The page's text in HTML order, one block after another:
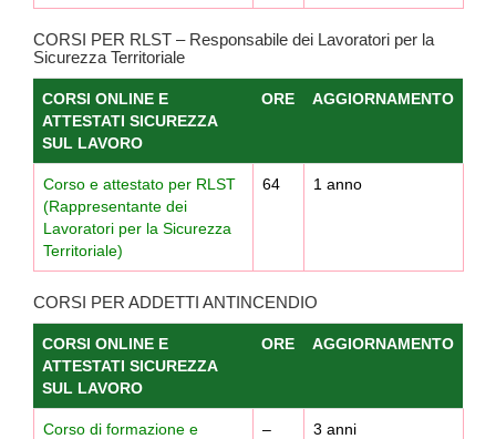
CORSI PER RLST – Responsabile dei Lavoratori per la
Sicurezza Territoriale
CORSI ONLINE E
ATTESTATI SICUREZZA
SUL LAVORO
ORE AGGIORNAMENTO
Corso e attestato per RLST
(Rappresentante dei
Lavoratori per la Sicurezza
Territoriale)
64 1 anno
CORSI PER ADDETTI ANTINCENDIO
CORSI ONLINE E
ATTESTATI SICUREZZA
SUL LAVORO
ORE AGGIORNAMENTO
Corso di formazione e
– 3 anni